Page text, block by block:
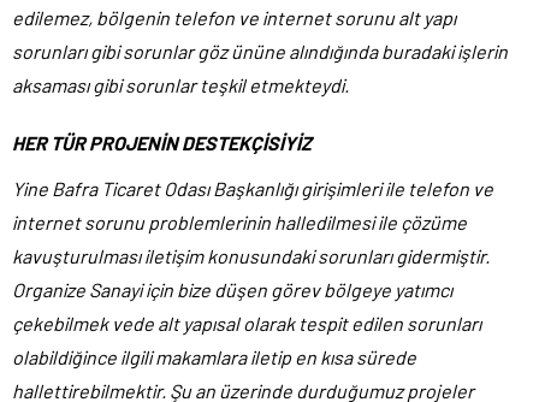
edilemez, bölgenin telefon ve internet sorunu alt yapı
sorunları gibi sorunlar göz ününe alındığında buradaki işlerin
aksaması gibi sorunlar teşkil etmekteydi.
HER TÜR PROJENİN DESTEKÇİSİYİZ
Yine Bafra Ticaret Odası Başkanlığı girişimleri ile telefon ve
internet sorunu problemlerinin halledilmesi ile çözüme
kavuşturulması iletişim konusundaki sorunları gidermiştir.
Organize Sanayi için bize düşen görev bölgeye yatımcı
çekebilmek vede alt yapısal olarak tespit edilen sorunları
olabildiğince ilgili makamlara iletip en kısa sürede
hallettirebilmektir. Şu an üzerinde durduğumuz projeler